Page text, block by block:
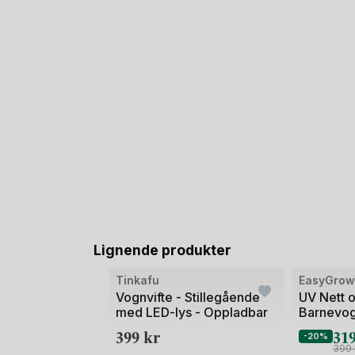
Lignende produkter
Tinkafu
Vognvifte - Stillegående
med LED-lys - Oppladbar
399kr
EasyGrow
UV Nett
-20%
399